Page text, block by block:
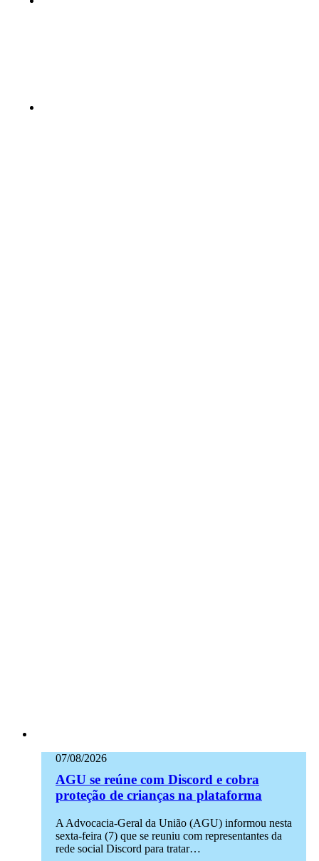
07/08/2026
AGU se reúne com Discord e cobra
proteção de crianças na plataforma
A Advocacia-Geral da União (AGU) informou nesta
sexta-feira (7) que se reuniu com representantes da
rede social Discord para tratar…